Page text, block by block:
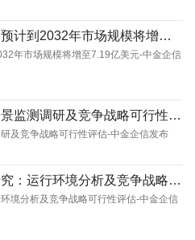
汽车隔热防爆膜数据分析：预计到2032年市场规模将增至7.19亿美元-中金企信发布
年市场规模将增至7.19亿美元-中金企信
隐形车衣行业洞察报告：全景监测调研及竞争战略可行性评估-中金企信发布
及竞争战略可行性评估-中金企信发布
汽车电子水泵行业进入性研究：运行环境分析及竞争战略可行性评估-中金企信发布
境分析及竞争战略可行性评估-中金企信